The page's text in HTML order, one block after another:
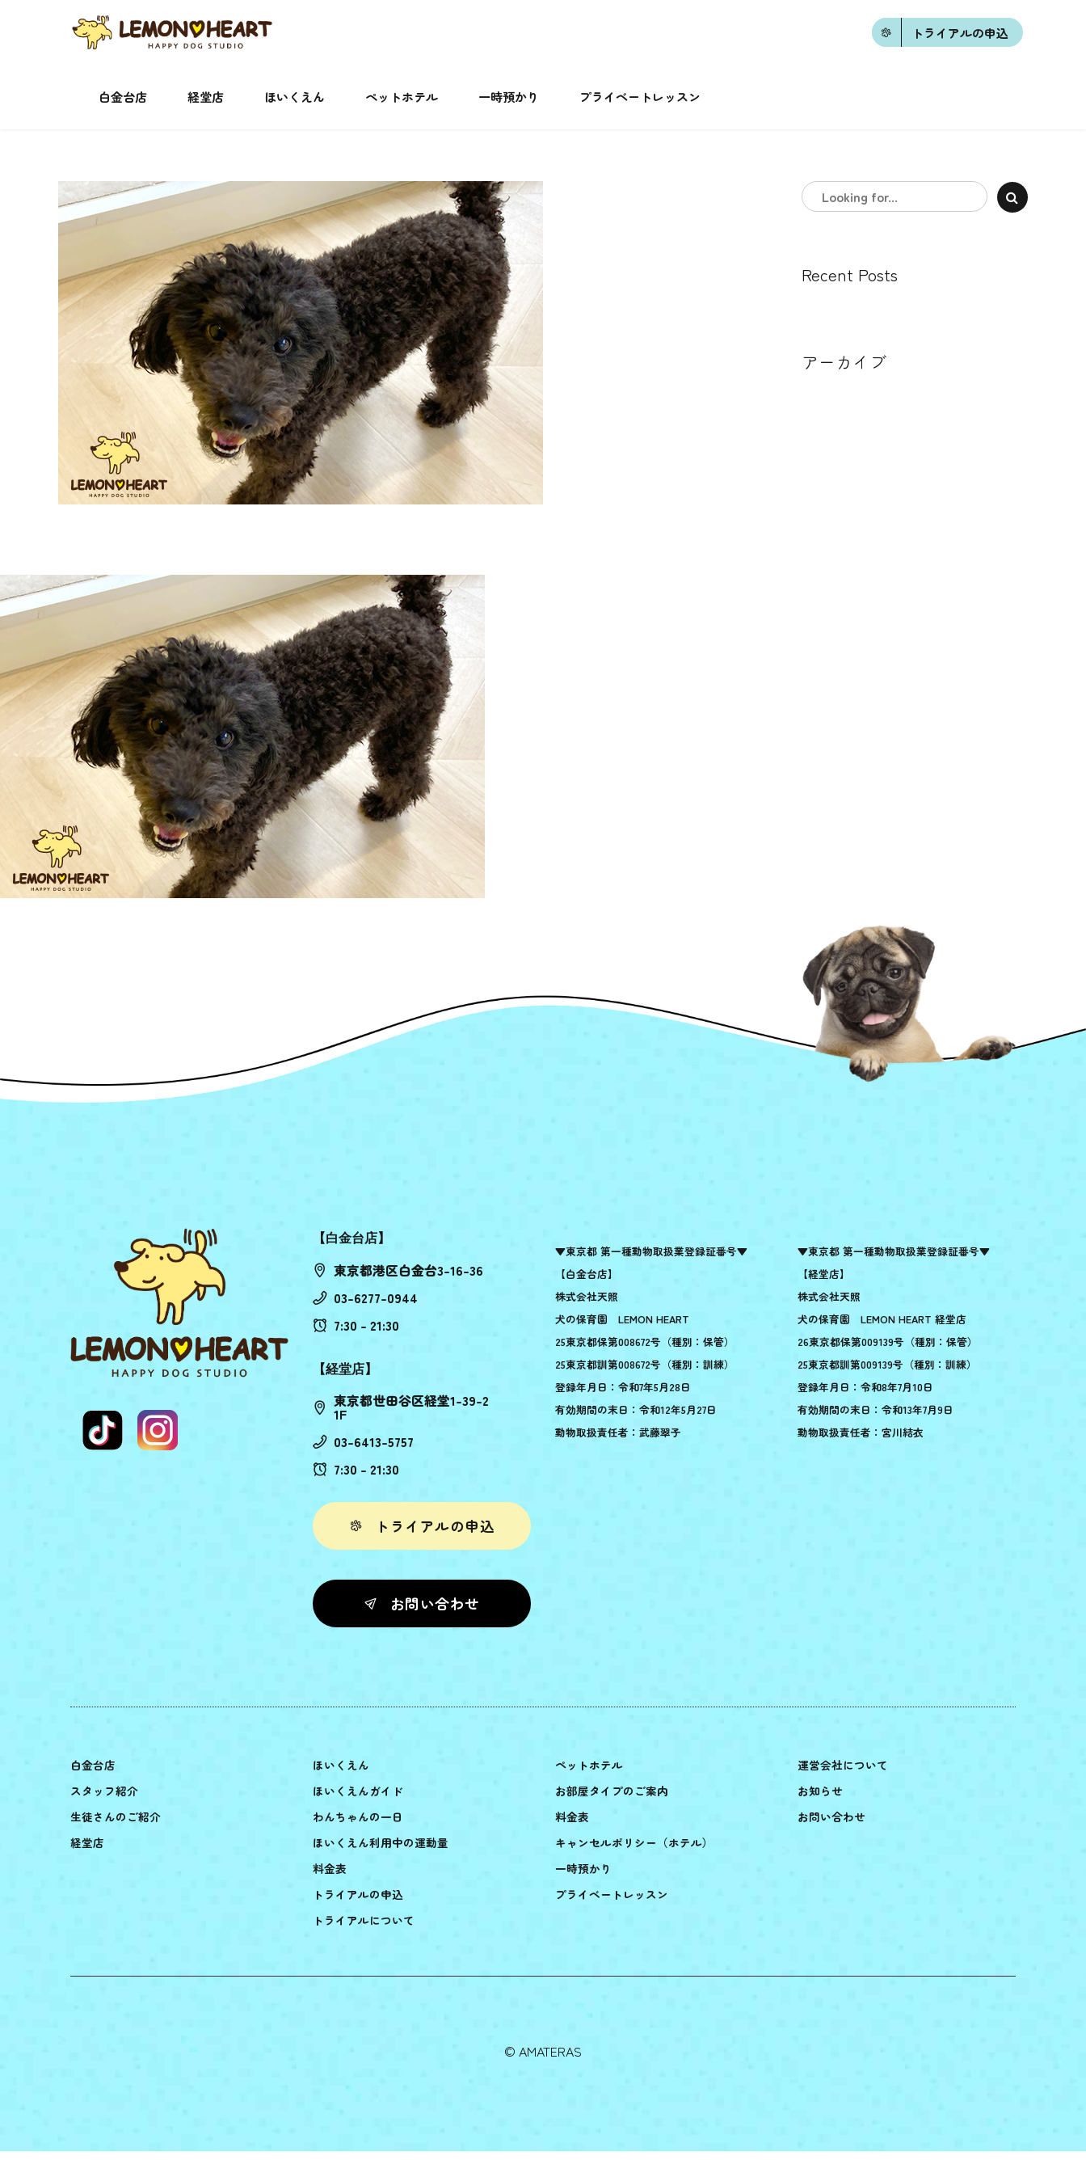
トライアルの申込
白金台店 経堂店 ほいくえん ペットホテル 一時預かり プライベートレッスン
Recent Posts
アーカイブ
【白金台店】
東京都港区白金台3-16-36
03-6277-0944
7:30 - 21:30
【経堂店】
東京都世田谷区経堂1-39-2
1F
03-6413-5757
7:30 - 21:30
トライアルの申込
お問い合わせ
▼東京都 第一種動物取扱業登録証番号▼
【白金台店】
株式会社天照
犬の保育園 LEMON HEART
25東京都保第008672号（種別：保管）
25東京都訓第008672号（種別：訓練）
登録年月日：令和7年5月28日
有効期間の末日：令和12年5月27日
動物取扱責任者：武藤翠子
▼東京都 第一種動物取扱業登録証番号▼
【経堂店】
株式会社天照
犬の保育園 LEMON HEART 経堂店
26東京都保第009139号（種別：保管）
25東京都訓第009139号（種別：訓練）
登録年月日：令和8年7月10日
有効期間の末日：令和13年7月9日
動物取扱責任者：宮川結衣
白金台店
スタッフ紹介
生徒さんのご紹介
経堂店
ほいくえん
ほいくえんガイド
わんちゃんの一日
ほいくえん利用中の運動量
料金表
トライアルの申込
トライアルについて
ペットホテル
お部屋タイプのご案内
料金表
キャンセルポリシー（ホテル）
一時預かり
プライベートレッスン
運営会社について
お知らせ
お問い合わせ
©︎ AMATERAS